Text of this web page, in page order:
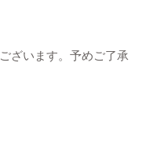
ざいます。予めご了承